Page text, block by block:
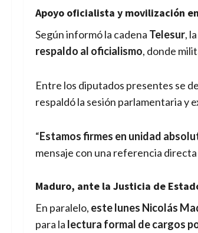
Apoyo oficialista y movilización
Según informó la cadena Telesur,
respaldo al oficialismo, donde
Entre los diputados presentes se
respaldó la sesión parlamentaria y
“Estamos firmes en unidad
mensaje con una referencia directa
Maduro, ante la Justicia de
En paralelo, este lunes Nicolás
para la lectura formal de cargos